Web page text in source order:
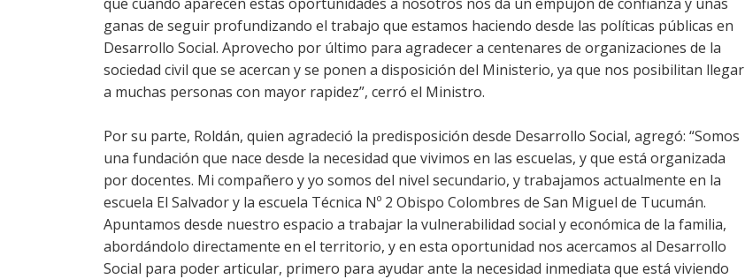
ganas de seguir profundizando el trabajo que estamos haciendo desde las políticas públicas en
Desarrollo Social. Aprovecho por último para agradecer a centenares de organizaciones de la
sociedad civil que se acercan y se ponen a disposición del Ministerio, ya que nos posibilitan llegar
a muchas personas con mayor rapidez”, cerró el Ministro.
Por su parte, Roldán, quien agradeció la predisposición desde Desarrollo Social, agregó: “Somos
una fundación que nace desde la necesidad que vivimos en las escuelas, y que está organizada
por docentes. Mi compañero y yo somos del nivel secundario, y trabajamos actualmente en la
escuela El Salvador y la escuela Técnica Nº 2 Obispo Colombres de San Miguel de Tucumán.
Apuntamos desde nuestro espacio a trabajar la vulnerabilidad social y económica de la familia,
abordándolo directamente en el territorio, y en esta oportunidad nos acercamos al Desarrollo
Social para poder articular, primero para ayudar ante la necesidad inmediata que está viviendo